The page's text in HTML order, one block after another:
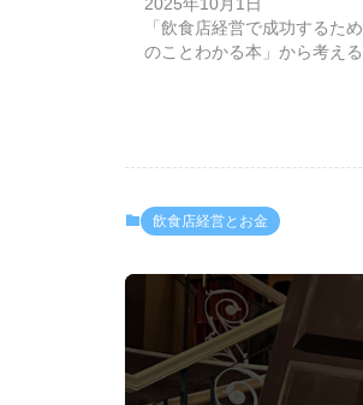
「飲食店経営で成功するた
のことわかる本」から考える
飲食店経営とお金